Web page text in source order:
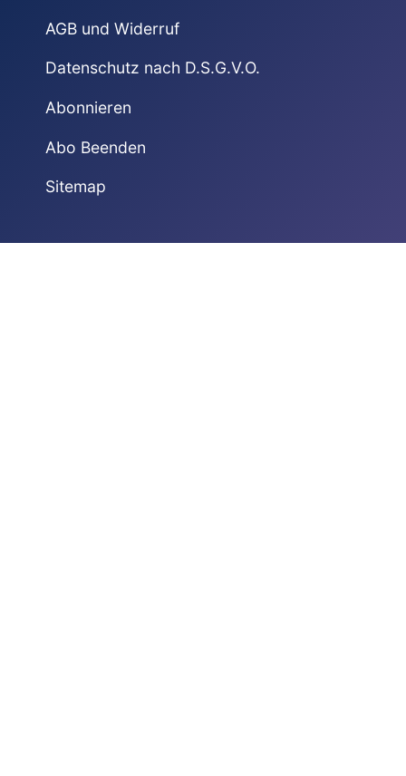
AGB und Widerruf
Datenschutz nach D.S.G.V.O.
Abonnieren
Abo Beenden
Sitemap